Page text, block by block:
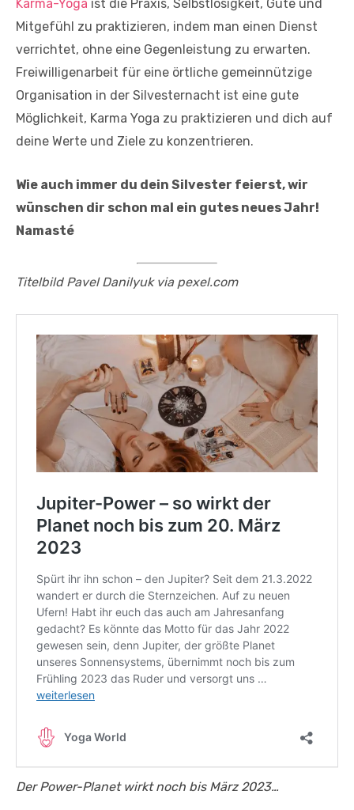
Karma-Yoga ist die Praxis, Selbstlosigkeit, Güte und
Mitgefühl zu praktizieren, indem man einen Dienst
verrichtet, ohne eine Gegenleistung zu erwarten.
Freiwilligenarbeit für eine örtliche gemeinnützige
Organisation in der Silvesternacht ist eine gute
Möglichkeit, Karma Yoga zu praktizieren und dich auf
deine Werte und Ziele zu konzentrieren.
Wie auch immer du dein Silvester feierst, wir
wünschen dir schon mal ein gutes neues Jahr!
Namasté
Titelbild Pavel Danilyuk via pexel.com
Der Power-Planet wirkt noch bis März 2023…